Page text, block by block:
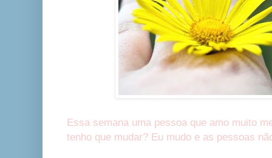
Essa semana uma pessoa que amo muito
tenho que mudar? Eu mudo e as pessoas